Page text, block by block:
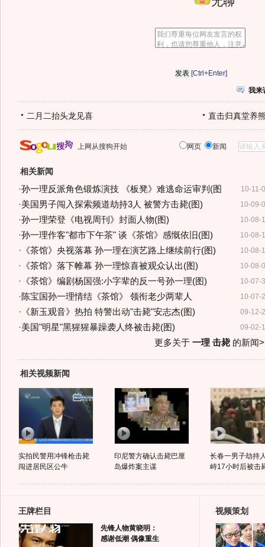
[Ctrl+Enter]
我来
二月二抬头龙见喜 直击归真堂养
上网从搜狗开始 网页 新闻
相关新闻
10-11-
·孙一理反派角色锻炼演技 《板凳》难逃命运审判(图
10-09-
·美国男子闯入探索频道劫持3人 被警方击毙(图)
10-08-
·孙一理荣登《电视周刊》封面人物(图)
10-08-
·孙一理作客"都市下午茶" 谈《茶馆》感慨依旧(图)
10-08-
· 《茶馆》央视落幕 孙一理在演艺路上继续前行(图)
10-08-
· 《茶馆》落下帷幕 孙一理惊喜被观众认出(图)
10-07-
· 《茶馆》编剧杨国强:小字辈的反一号孙一理(图)
10-07-
·陈宝国孙一理情结《茶馆》 领衔老少两辈人
09-12-
· 《新玉观音》热拍 特警出动"击毙"安志杰(图)
09-02-
·美国"明星"黑猩猩暴躁袭人终被击毙(图)
更多关于 一理 击毙的新闻
相关视频新闻
实拍民警用冲锋枪击毙
闯进居民区公牛
印尼警方确认击毙巴厘
岛爆炸案主谋
长春一男子劫持
峙17小时后被击
王牌栏目
先锋人物黄晓明：
感谢低潮 偶像重生
视频策划